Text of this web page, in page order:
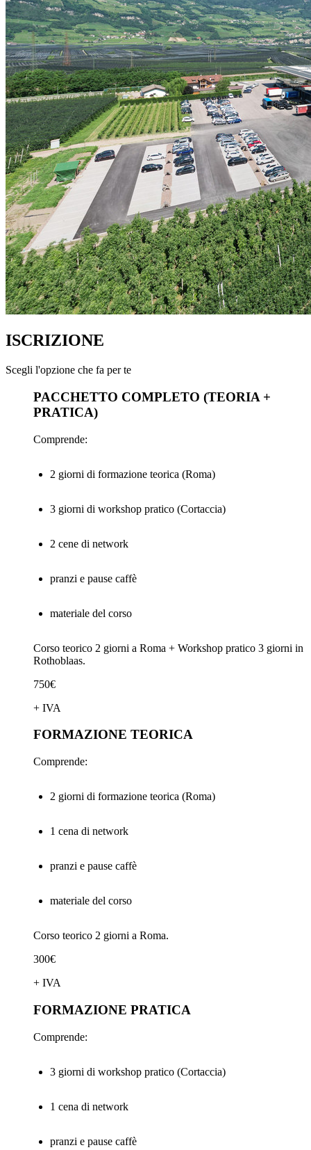
ISCRIZIONE
Scegli l'opzione che fa per te
PACCHETTO COMPLETO (TEORIA +
PRATICA)
Comprende:
2 giorni di formazione teorica (Roma)
3 giorni di workshop pratico (Cortaccia)
2 cene di network
pranzi e pause caffè
materiale del corso
Corso teorico 2 giorni a Roma + Workshop pratico 3 giorni in
Rothoblaas.
750€
+ IVA
FORMAZIONE TEORICA
Comprende:
2 giorni di formazione teorica (Roma)
1 cena di network
pranzi e pause caffè
materiale del corso
Corso teorico 2 giorni a Roma.
300€
+ IVA
FORMAZIONE PRATICA
Comprende:
3 giorni di workshop pratico (Cortaccia)
1 cena di network
pranzi e pause caffè